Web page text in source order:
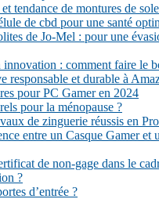
tendance de montures de
de cbd pour une santé
de Jo-Mel : pour une
innovation : comment faire le
responsable et durable à
pour PC Gamer en 2024
pour la ménopause ?
de zinguerie réussis en
entre un Casque Gamer et
de non-gage dans le
?
d’entrée ?